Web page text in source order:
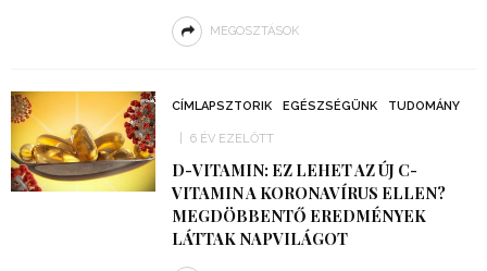
MEGOSZTÁSOK
CÍMLAPSZTORIK EGÉSZSÉGÜNK TUDOMÁNY
6 ÉV EZELŐTT
D-VITAMIN: EZ LEHET AZ ÚJ C-
VITAMIN A KORONAVÍRUS ELLEN?
MEGDÖBBENTŐ EREDMÉNYEK
LÁTTAK NAPVILÁGOT